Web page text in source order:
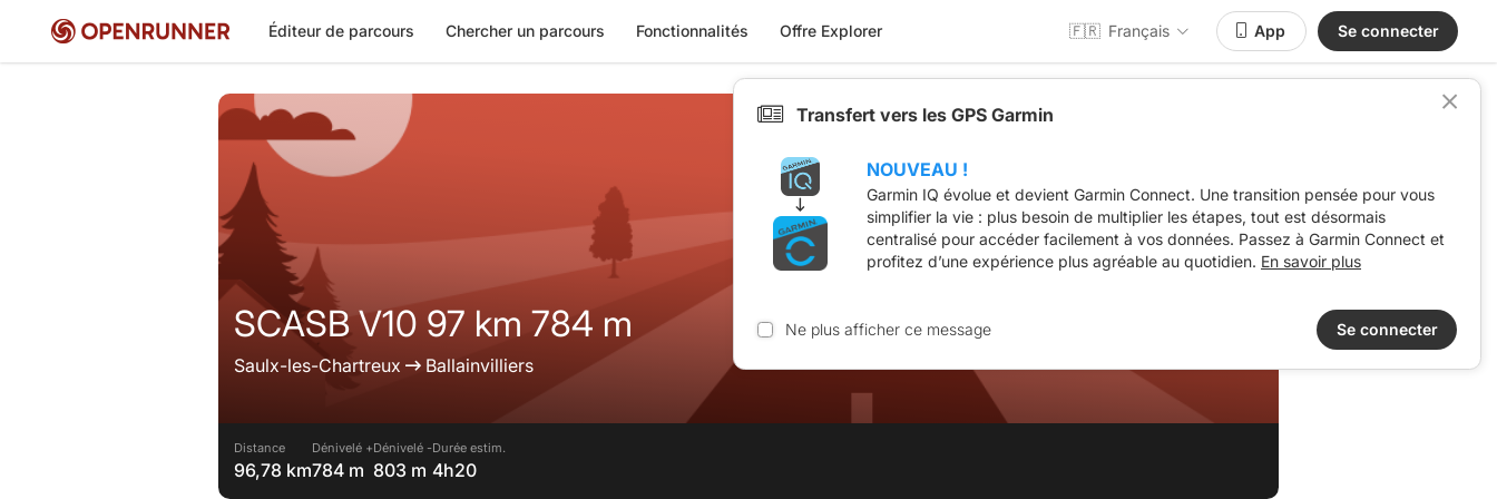
Éditeur de parcours Chercher un parcours Fonctionnalités Offre Explorer 🇫🇷 Français App Se connecter
SCASB V10 97 km 784 m
Saulx-les-Chartreux Ballainvilliers
Distance
96,78 km
Dénivelé +
784 m
Dénivelé -
803 m
Durée estim.
4h20
Transfert vers les GPS Garmin
NOUVEAU !
Garmin IQ évolue et devient Garmin Connect. Une transition pensée pour vous
simplifier la vie : plus besoin de multiplier les étapes, tout est désormais
centralisé pour accéder facilement à vos données. Passez à Garmin Connect et
profitez d’une expérience plus agréable au quotidien. En savoir plus
Ne plus afficher ce message Se connecter